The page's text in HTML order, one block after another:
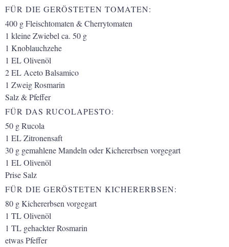
FÜR DIE GERÖSTETEN TOMATEN:
400 gFleischtomaten & Cherrytomaten
1 kleine Zwiebelca. 50 g
1 Knoblauchzehe
1 EL Olivenöl
2EL Aceto Balsamico
1 Zweig Rosmarin
Salz & Pfeffer
FÜR DAS RUCOLAPESTO:
50 gRucola
1 EL Zitronensaft
30 g gemahlene Mandelnoder Kichererbsen vorgegart
1 EL Olivenöl
Prise Salz
FÜR DIE GERÖSTETEN KICHERERBSEN:
80 gKichererbsenvorgegart
1 TL Olivenöl
1 TL gehackter Rosmarin
etwas Pfeffer